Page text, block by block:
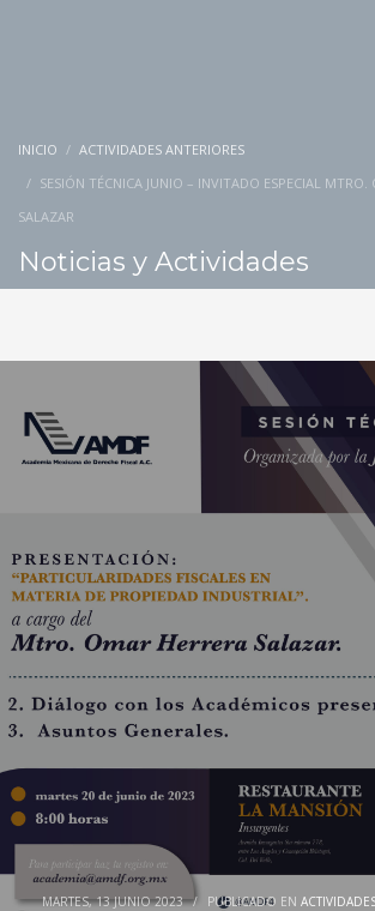
INICIO
ACTIVIDADES ANTERIORES
SESIÓN TÉCNICA JUNIO – INVITADO ESPECIAL MTRO.
SALAZAR
Noticias y Actividades
MARTES, 13 JUNIO 2023 / PUBLICADO EN